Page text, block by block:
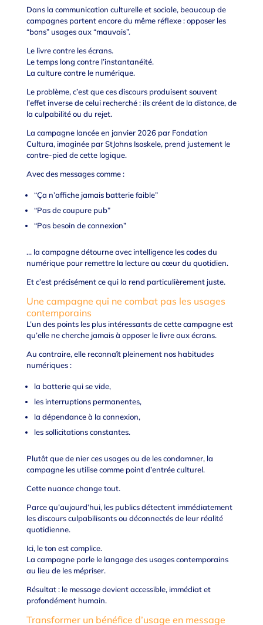
Dans la communication culturelle et sociale, beaucoup de
campagnes partent encore du même réflexe : opposer les
“bons” usages aux “mauvais”.
Le livre contre les écrans.
Le temps long contre l’instantanéité.
La culture contre le numérique.
Le problème, c’est que ces discours produisent souvent
l’effet inverse de celui recherché : ils créent de la distance, de
la culpabilité ou du rejet.
La campagne lancée en janvier 2026 par Fondation
Cultura, imaginée par StJohns Isoskele, prend justement le
contre-pied de cette logique.
Avec des messages comme :
“Ça n’affiche jamais batterie faible”
“Pas de coupure pub”
“Pas besoin de connexion”
… la campagne détourne avec intelligence les codes du
numérique pour remettre la lecture au cœur du quotidien.
Et c’est précisément ce qui la rend particulièrement juste.
Une campagne qui ne combat pas les usages
contemporains
L’un des points les plus intéressants de cette campagne est
qu’elle ne cherche jamais à opposer le livre aux écrans.
Au contraire, elle reconnaît pleinement nos habitudes
numériques :
la batterie qui se vide,
les interruptions permanentes,
la dépendance à la connexion,
les sollicitations constantes.
Plutôt que de nier ces usages ou de les condamner, la
campagne les utilise comme point d’entrée culturel.
Cette nuance change tout.
Parce qu’aujourd’hui, les publics détectent immédiatement
les discours culpabilisants ou déconnectés de leur réalité
quotidienne.
Ici, le ton est complice.
La campagne parle le langage des usages contemporains
au lieu de les mépriser.
Résultat : le message devient accessible, immédiat et
profondément humain.
Transformer un bénéfice d’usage en message